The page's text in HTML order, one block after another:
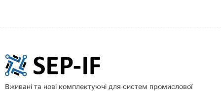
Вживані та нові комплектуючі для систем промислової